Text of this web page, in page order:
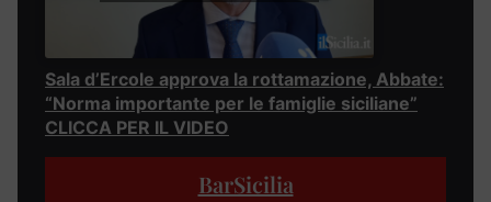
Sala d’Ercole approva la rottamazione, Abbate:
“Norma importante per le famiglie siciliane”
CLICCA PER IL VIDEO
BarSicilia